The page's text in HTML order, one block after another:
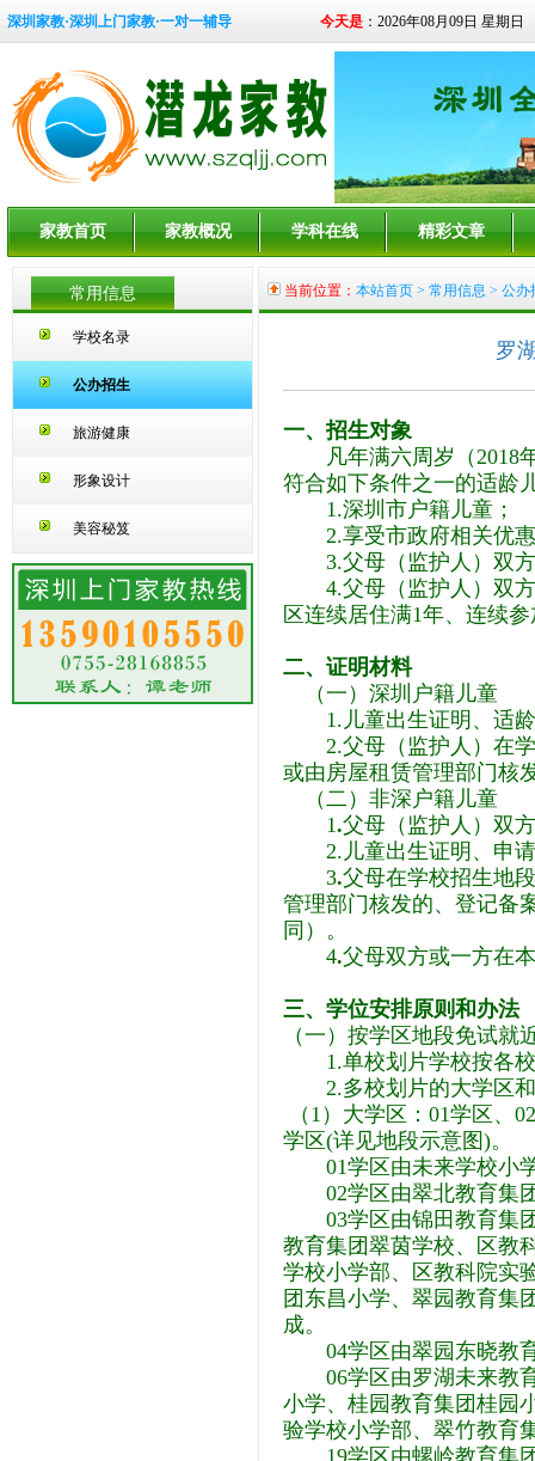
深圳家教·深圳上门家教·一对一辅导 今天是：2026年08月09日 星期日
家教首页 家教概况 学科在线 精彩文章
常用信息
学校名录
公办招生
旅游健康
形象设计
美容秘笈
当前位置： 本站首页 > 常用信息 > 公办
罗
一、招生对象
凡年满六周岁（2018年
符合如下条件之一的适龄
1.深圳市户籍儿童；
2.享受市政府相关优惠
3.父母（监护人）双方
4.父母（监护人）双方
区连续居住满1年、连续
二、证明材料
（一）深圳户籍儿童
1.儿童出生证明、适龄
2.父母（监护人）在学
或由房屋租赁管理部门核
（二）非深户籍儿童
1.父母（监护人）双
2.儿童出生证明、申请
3.父母在学校招生地
管理部门核发的、登记备
同）。
4.父母双方或一方在
三、学位安排原则和办法
（一）按学区地段免试就
1.单校划片学校按各校
2.多校划片的大学区和
（1）大学区：01学区、
学区(详见地段示意图)。
01学区由未来学校小学
02学区由翠北教育集团
03学区由锦田教育集团
教育集团翠茵学校、区教
学校小学部、区教科院实
团东昌小学、翠园教育集
成。
04学区由翠园东晓教育
06学区由罗湖未来教育
小学、桂园教育集团桂园
验学校小学部、翠竹教育
19学区由螺岭教育集团